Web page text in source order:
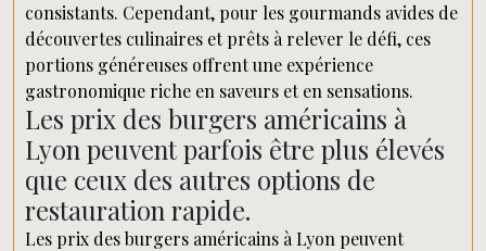
consistants. Cependant, pour les gourmands avides de
découvertes culinaires et prêts à relever le défi, ces
portions généreuses offrent une expérience
gastronomique riche en saveurs et en sensations.
Les prix des burgers américains à
Lyon peuvent parfois être plus élevés
que ceux des autres options de
restauration rapide.
Les prix des burgers américains à Lyon peuvent